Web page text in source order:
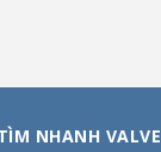
NHANH VALVE